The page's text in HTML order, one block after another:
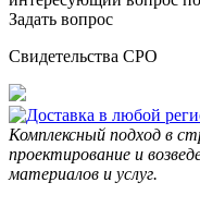
Задать вопрос
Свидетельства СРО
Комплексный подход в
проектирование и
материалов и услуг.